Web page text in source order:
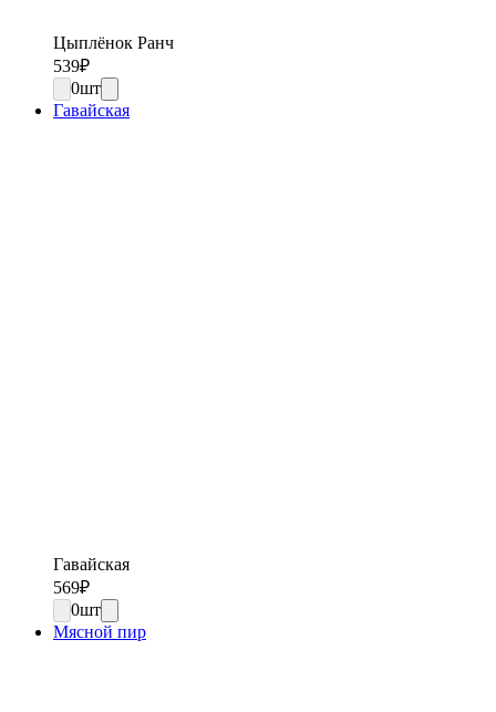
Цыплёнок Ранч
539₽
0шт
Гавайская
Гавайская
569₽
0шт
Мясной пир